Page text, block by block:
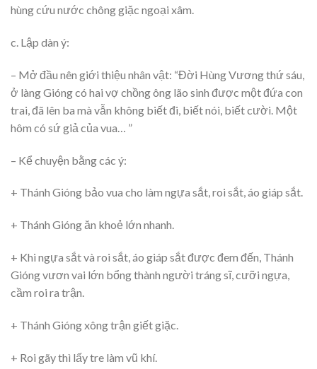
hùng cứu nước chông giặc ngoại xâm.
c. Lập dàn ý:
– Mở đầu nên giới thiệu nhân vật: “Đời Hùng Vương thứ sáu,
ở làng Gióng có hai vợ chồng ông lão sinh được một đứa con
trai, đã lên ba mà vẫn không biết đi, biết nói, biết cười. Một
hôm có sứ giả của vua… ”
– Kể chuyện bằng các ý:
+ Thánh Gióng bảo vua cho làm ngựa sắt, roi sắt, áo giáp sắt.
+ Thánh Gióng ăn khoẻ lớn nhanh.
+ Khi ngựa sắt và roi sắt, áo giáp sắt được đem đến, Thánh
Gióng vươn vai lớn bổng thành người tráng sĩ, cưỡi ngựa,
cầm roi ra trận.
+ Thánh Gióng xông trận giết giặc.
+ Roi gãy thì lấy tre làm vũ khí.